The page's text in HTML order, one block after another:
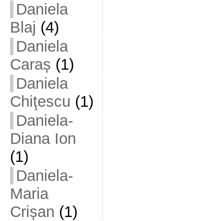
Daniela
Blaj (4)
Daniela
Caraș (1)
Daniela
Chiţescu (1)
Daniela-
Diana Ion
(1)
Daniela-
Maria
Crișan (1)